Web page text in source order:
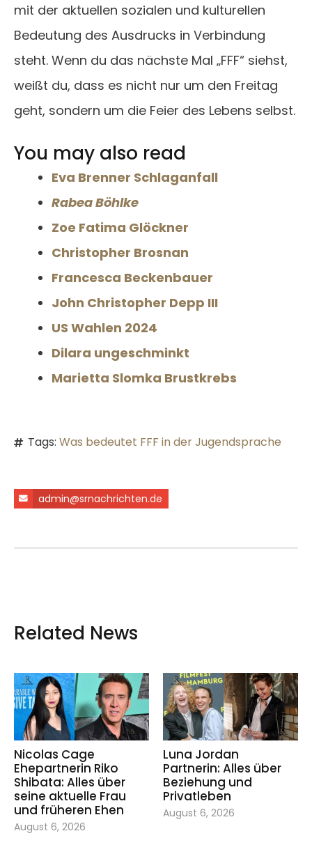
mit der aktuellen sozialen und kulturellen
Bedeutung des Ausdrucks in Verbindung
steht. Wenn du das nächste Mal „FFF“ siehst,
weißt du, dass es nicht nur um den Freitag
geht, sondern um die Feier des Lebens selbst.
You may also read
Eva Brenner Schlaganfall
Rabea Böhlke
Zoe Fatima Glöckner
Christopher Brosnan
Francesca Beckenbauer
John Christopher Depp III
US Wahlen 2024
Dilara ungeschminkt
Marietta Slomka Brustkrebs
Tags: Was bedeutet FFF in der Jugendsprache
admin@srnachrichten.de
Related News
Nicolas Cage
Ehepartnerin Riko
Shibata: Alles über
seine aktuelle Frau
und früheren Ehen
August 6, 2026
Luna Jordan
Partnerin: Alles über
Beziehung und
Privatleben
August 6, 2026